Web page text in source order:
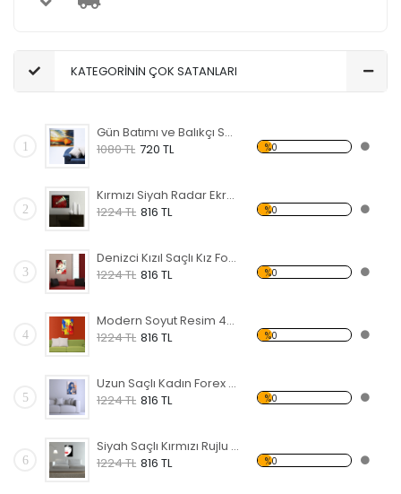
KATEGORİNİN ÇOK SATANLARI
1
Gün Batımı ve Balıkçı Sandalı Forex Tablo
1080 TL 720 TL %0
2
Kırmızı Siyah Radar Ekranı Forex Tablo
1224 TL 816 TL %0
3
Denizci Kızıl Saçlı Kız Forex Tablo
1224 TL 816 TL %0
4
Modern Soyut Resim 47 Forex Tablo
1224 TL 816 TL %0
5
Uzun Saçlı Kadın Forex Tablo
1224 TL 816 TL %0
6
Siyah Saçlı Kırmızı Rujlu Kadın Forex Tablo
1224 TL 816 TL %0